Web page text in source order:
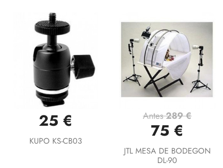
25 €
KUPO KS-CB03
Antes289 €
75 €
JTL MESA DE BODEGON
DL-90